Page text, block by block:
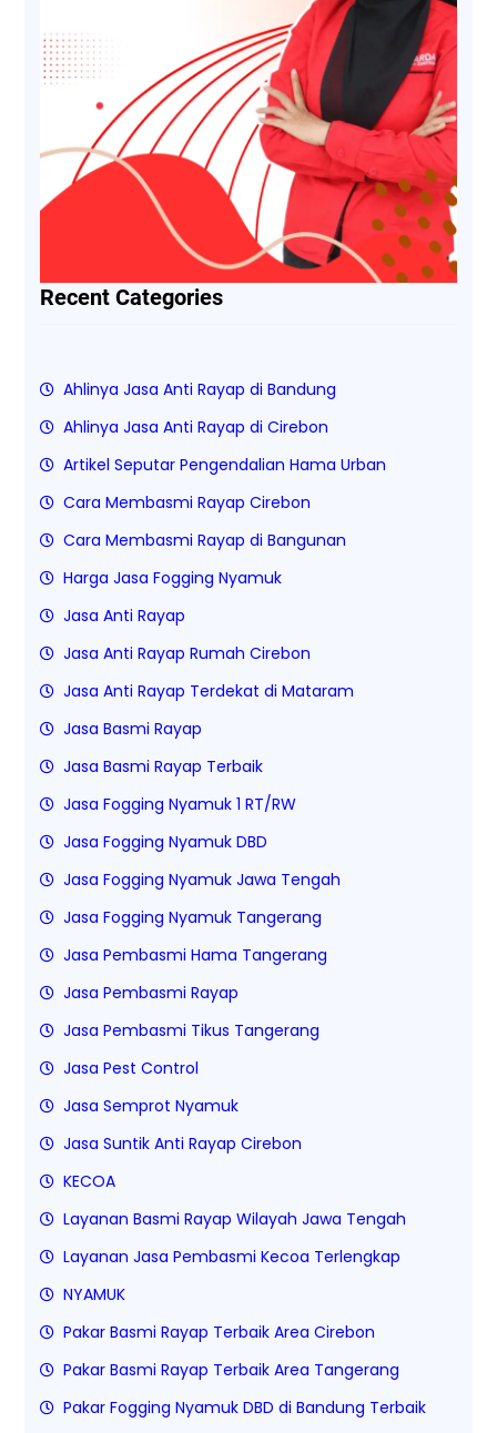
Recent Categories
Ahlinya Jasa Anti Rayap di Bandung
Ahlinya Jasa Anti Rayap di Cirebon
Artikel Seputar Pengendalian Hama Urban
Cara Membasmi Rayap Cirebon
Cara Membasmi Rayap di Bangunan
Harga Jasa Fogging Nyamuk
Jasa Anti Rayap
Jasa Anti Rayap Rumah Cirebon
Jasa Anti Rayap Terdekat di Mataram
Jasa Basmi Rayap
Jasa Basmi Rayap Terbaik
Jasa Fogging Nyamuk 1 RT/RW
Jasa Fogging Nyamuk DBD
Jasa Fogging Nyamuk Jawa Tengah
Jasa Fogging Nyamuk Tangerang
Jasa Pembasmi Hama Tangerang
Jasa Pembasmi Rayap
Jasa Pembasmi Tikus Tangerang
Jasa Pest Control
Jasa Semprot Nyamuk
Jasa Suntik Anti Rayap Cirebon
KECOA
Layanan Basmi Rayap Wilayah Jawa Tengah
Layanan Jasa Pembasmi Kecoa Terlengkap
NYAMUK
Pakar Basmi Rayap Terbaik Area Cirebon
Pakar Basmi Rayap Terbaik Area Tangerang
Pakar Fogging Nyamuk DBD di Bandung Terbaik